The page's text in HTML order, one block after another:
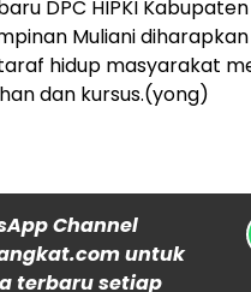
DPC HIPKI
Muliani
hidup masyarakat
dan kursus.(yong)
Channel
untuk
terbaru setiap